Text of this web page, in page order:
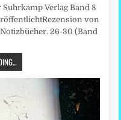
Suhrkamp Verlag Band 8
von
26-30 (Band